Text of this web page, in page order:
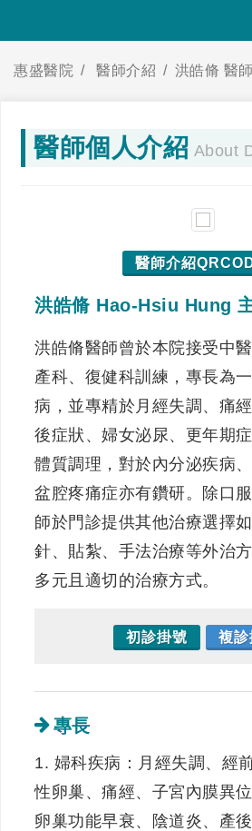
惠盛醫院 醫師介紹 洪皓脩 醫師
醫師個人介紹 About
醫師介紹
洪皓脩 Hao-Hsiu Hung
洪皓脩醫師曾於本院接受中
產科、復健科訓練，專長為
病，並專精於月經失調、痛
後症狀、婦女泌尿、更年期
體質調理，對於內分泌疾病
盆腔疼痛症亦有鑽研。除口
師於門診提供其他治療選擇
針、貼紮、手法治療等外治
多元且適切的治療方式。
初診掛號 複診
專長
1. 婦科疾病：月經失調、經
性卵巢、痛經、子宮內膜異
卵巢功能早衰、陰道炎、產